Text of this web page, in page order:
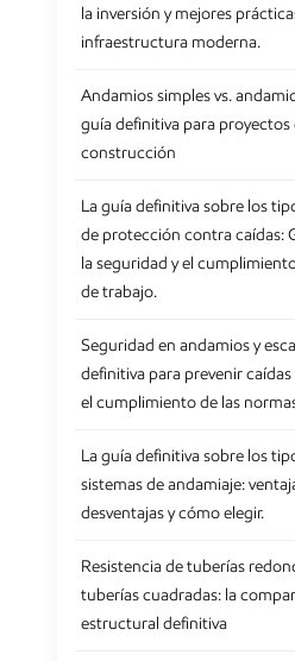
la inversión y mejores
infraestructura moderna.
Andamios simples vs.
guía definitiva para proyectos
construcción
La guía definitiva sobre los
de protección contra caídas:
la seguridad y el
de trabajo.
Seguridad en andamios y
definitiva para prevenir
el cumplimiento de las
La guía definitiva sobre los
sistemas de andamiaje:
desventajas y cómo elegir.
Resistencia de tuberías
tuberías cuadradas: la
estructural definitiva